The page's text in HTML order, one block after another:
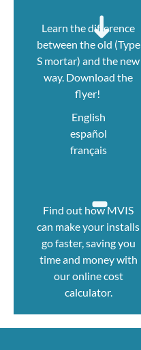
Learn the difference
between the old (Type
S mortar) and the new
way. Download the
flyer!
English
español
français
Find out how MVIS
can make your installs
go faster, saving you
time and money with
our online cost
calculator.